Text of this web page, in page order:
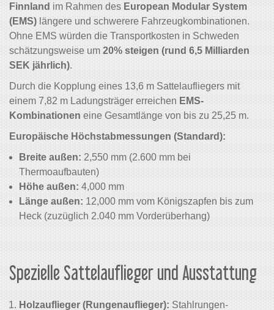
Finnland im Rahmen des European Modular System
(EMS) längere und schwerere Fahrzeugkombinationen.
Ohne EMS würden die Transportkosten in Schweden
schätzungsweise um 20% steigen (rund 6,5 Milliarden
SEK jährlich).
Durch die Kopplung eines 13,6 m Sattelaufliegers mit
einem 7,82 m Ladungsträger erreichen EMS-
Kombinationen eine Gesamtlänge von bis zu 25,25 m.
Europäische Höchstabmessungen (Standard):
Breite außen: 2,550 mm (2.600 mm bei
Thermoaufbauten)
Höhe außen: 4,000 mm
Länge außen: 12,000 mm vom Königszapfen bis zum
Heck (zuzüglich 2.040 mm Vorderüberhang)
Spezielle Sattelauflieger und Ausstattung
Holzauflieger (Rungenauflieger): Stahlrungen-